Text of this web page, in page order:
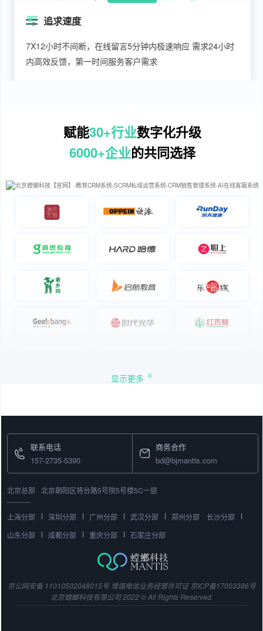
追求速度
7X12小时不间断，在线留言5分钟内极速响应 需求24小时
内高效反馈，第一时间服务客户需求
赋能30+行业数字化升级
6000+企业的共同选择
显示更多
联系电话
157-2735-5390
商务合作
bd@bjmantis.com
北京总部 北京朝阳区将台路5号院5号楼5C一层
上海分部 深圳分部 广州分部 武汉分部 郑州分部
长沙分部
山东分部
成都分部 重庆分部 石家庄分部
京公网安备 11010502048015号 增值电信业务经营许可证 京ICP备17003386号
北京螳螂科技有限公司 2022 © All Rights Reserved.